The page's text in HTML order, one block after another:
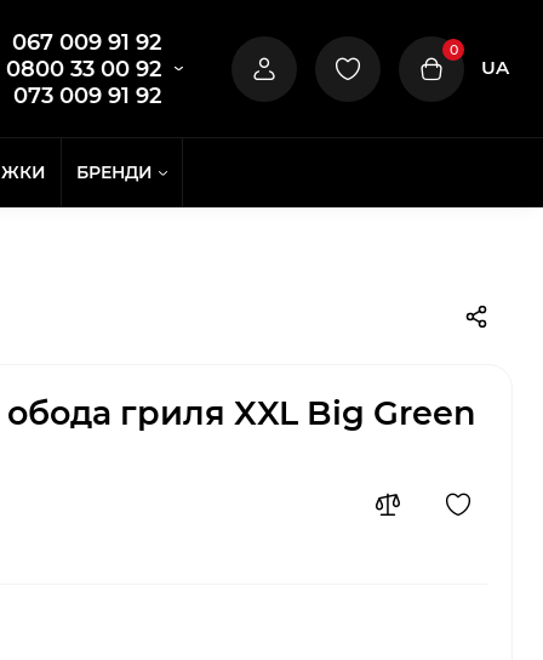
067 009 91 92
0800 33 00 92
073 009 91 92
0
UA
БРЕНДИ
гриля XXL Big Green